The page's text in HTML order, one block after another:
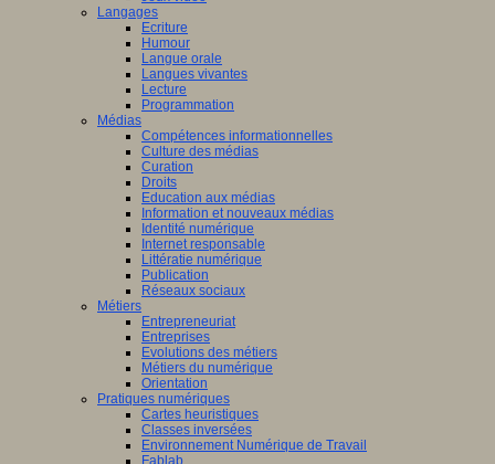
Langages
Ecriture
Humour
Langue orale
Langues vivantes
Lecture
Programmation
Médias
Compétences informationnelles
Culture des médias
Curation
Droits
Education aux médias
Information et nouveaux médias
Identité numérique
Internet responsable
Littératie numérique
Publication
Réseaux sociaux
Métiers
Entrepreneuriat
Entreprises
Evolutions des métiers
Métiers du numérique
Orientation
Pratiques numériques
Cartes heuristiques
Classes inversées
Environnement Numérique de Travail
Fablab